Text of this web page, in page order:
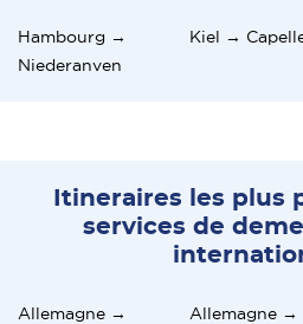
Hambourg →
Niederanven
Kiel →
Itineraires les plus
services de
Allemagne →
Allemagne →